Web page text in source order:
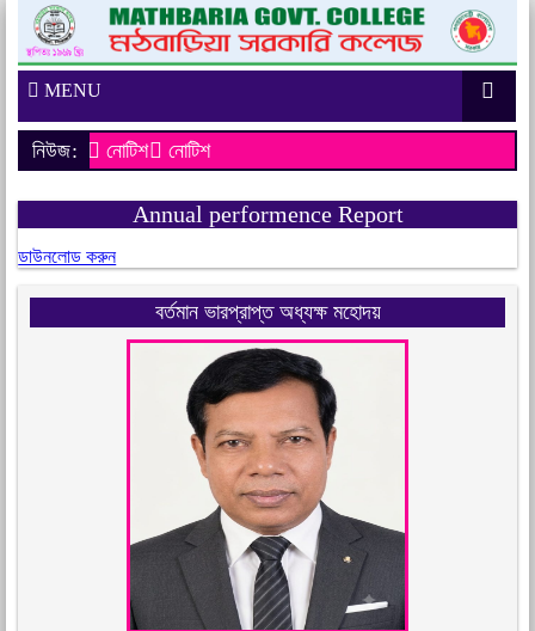
MENU
নিউজ: নোটিশ
নোটিশ
Annual performence Report
ডাউনলোড করুন
বর্তমান ভারপ্রাপ্ত অধ্যক্ষ মহোদয়